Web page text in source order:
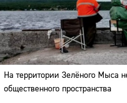
На территории Зелёного Мыса
общественного пространства